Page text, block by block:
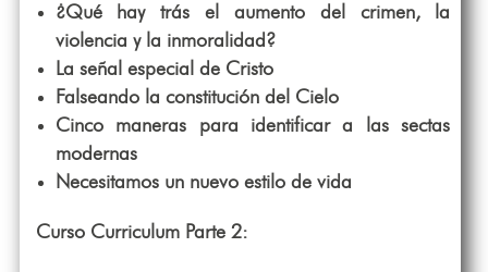
¿Qué hay trás el aumento del crimen, la
violencia y la inmoralidad?
La señal especial de Cristo
Falseando la constitución del Cielo
Cinco maneras para identificar a las sectas
modernas
Necesitamos un nuevo estilo de vida
Curso Curriculum Parte 2: